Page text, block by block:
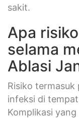
sakit.
Apa
selama
Ablasi
Risiko termasuk
infeksi di
Komplikasi